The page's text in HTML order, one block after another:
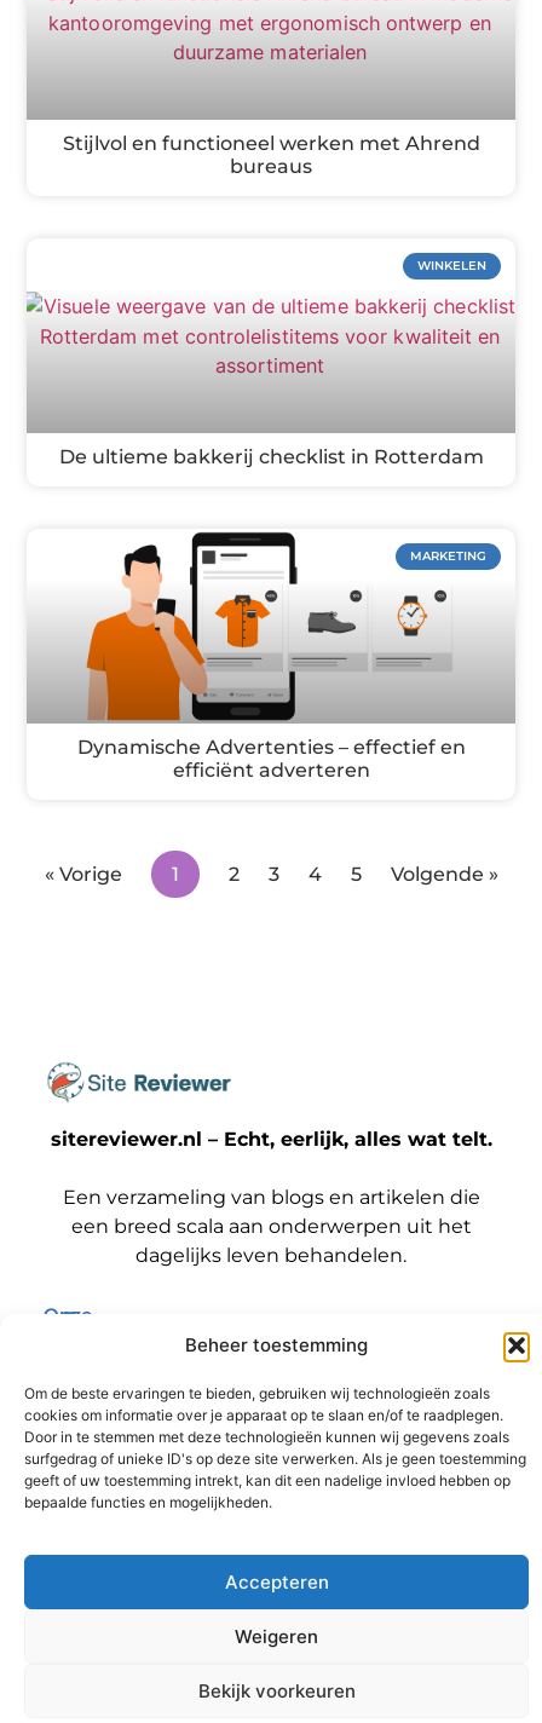
Beheer toestemming
Om de beste ervaringen te bieden, gebruiken wij technologieën zoals
cookies om informatie over je apparaat op te slaan en/of te raadplegen.
Door in te stemmen met deze technologieën kunnen wij gegevens zoals
surfgedrag of unieke ID's op deze site verwerken. Als je geen toestemming
geeft of uw toestemming intrekt, kan dit een nadelige invloed hebben op
bepaalde functies en mogelijkheden.
Accepteren
Weigeren
Bekijk voorkeuren
Stijlvol en functioneel werken met Ahrend
bureaus
WINKELEN
De ultieme bakkerij checklist in Rotterdam
MARKETING
Dynamische Advertenties – effectief en
efficiënt adverteren
« Vorige 1 2 3 4 5 Volgende »
sitereviewer.nl – Echt, eerlijk, alles wat telt.
Een verzameling van blogs en artikelen die
een breed scala aan onderwerpen uit het
dagelijks leven behandelen.
Onze
Bericht categorie
@2025 www.sitereviewer.nl. All Right Reserved.